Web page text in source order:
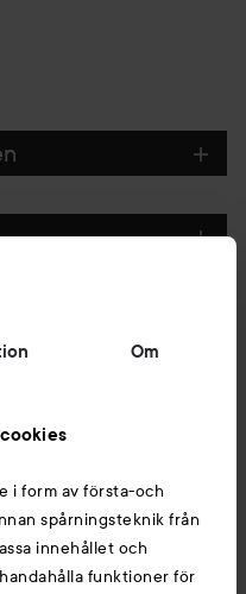
Om
i form av första-och
spårningsteknik från
innehållet och
funktioner för